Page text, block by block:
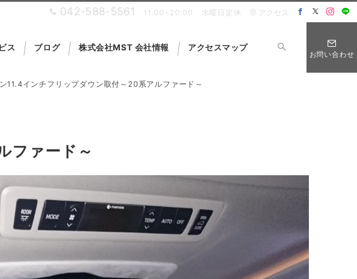
042-588-5561 11:00~20:00 水曜日定休 アクセス
ス ブログ 株式会社MST 会社情報 アクセスマップ
お問い合わせ
11.4インチフリップダウン取付～20系アルファード～
ファード～